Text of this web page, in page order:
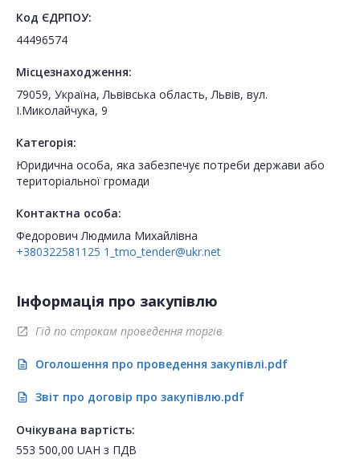
Код ЄДРПОУ:
44496574
Місцезнаходження:
79059, Україна, Львівська область, Львів, вул.
І.Миколайчука, 9
Категорія:
Юридична особа, яка забезпечує потреби держави або
територіальної громади
Контактна особа:
Федорович Людмила Михайлівна
+380322581125 1_tmo_tender@ukr.net
Інформація про закупівлю
open_in_new Гід по строкам проведення торгів
description Оголошення про проведення закупівлі.pdf
description Звіт про договір про закупівлю.pdf
Очікувана вартість:
553 500,00 UAH з ПДВ